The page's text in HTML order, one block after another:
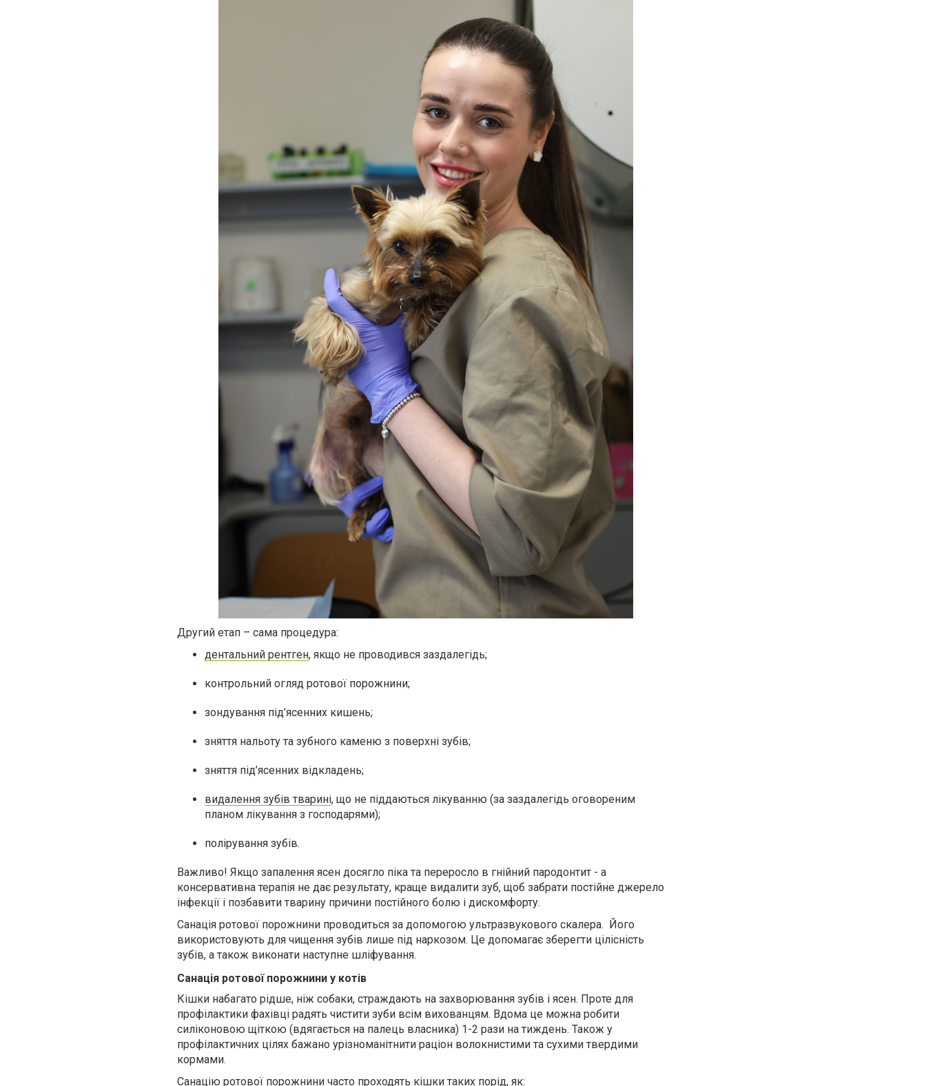
Другий етап – сама процедура:
дентальний рентген, якщо не проводився заздалегідь;
контрольний огляд ротової порожнини;
зондування під’ясенних кишень;
зняття нальоту та зубного каменю з поверхні зубів;
зняття під’ясенних відкладень;
видалення зубів тварині, що не піддаються лікуванню (за заздалегідь оговореним
планом лікування з господарями);
полірування зубів.
Важливо! Якщо запалення ясен досягло піка та переросло в гнійний пародонтит - а
консервативна терапія не дає результату, краще видалити зуб, щоб забрати постійне джерело
інфекції і позбавити тварину причини постійного болю і дискомфорту.
Санація ротової порожнини проводиться за допомогою ультразвукового скалера. Його
використовують для чищення зубів лише під наркозом. Це допомагає зберегти цілісність
зубів, а також виконати наступне шліфування.
Санація ротової порожнини у котів
Кішки набагато рідше, ніж собаки, страждають на захворювання зубів і ясен. Проте для
профілактики фахівці радять чистити зуби всім вихованцям. Вдома це можна робити
силіконовою щіткою (вдягається на палець власника) 1-2 рази на тиждень. Також у
профілактичних цілях бажано урізноманітнити раціон волокнистими та сухими твердими
кормами.
Санацію ротової порожнини часто проходять кішки таких порід, як: